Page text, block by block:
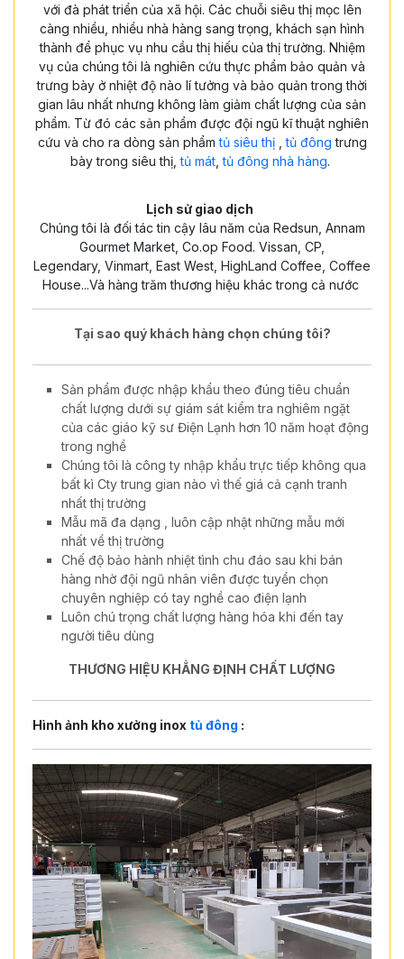
với đà phát triển của xã hội. Các chuỗi siêu thị mọc lên
càng nhiều, nhiều nhà hàng sang trọng, khách sạn hình
thành để phục vụ nhu cầu thị hiếu của thị trường. Nhiệm
vụ của chúng tôi là nghiên cứu thực phẩm bảo quản và
trưng bày ở nhiệt độ nào lí tưởng và bảo quản trong thời
gian lâu nhất nhưng không làm giảm chất lượng của sản
phẩm. Từ đó các sản phẩm được đội ngũ kĩ thuật nghiên
cứu và cho ra dòng sản phẩmtủ siêu thị,tủ đông trưng
bày trong siêu thị,tủ mát ,tủ đông nhà hàng.
Lịch sử giao dịch
Chúng tôi là đối tác tin cậy lâu năm của Redsun, Annam
Gourmet Market, Co.op Food. Vissan, CP,
Legendary, Vinmart, East West, HighLand Coffee, Coffee
House...Và hàng trăm thương hiệu khác trong cả nước
Tại sao quý khách hàng chọn chúng tôi?
Sản phẩm được nhập khẩu theo đúng tiêu chuẩn
chất lượng dưới sự giám sát kiểm tra nghiêm ngặt
của các giáo kỹ sư Điện Lạnh hơn 10 năm hoạt động
trong nghề
Chúng tôi là công ty nhập khẩu trực tiếp không qua
bất kì Cty trung gian nào vì thế giá cả cạnh tranh
nhất thị trường
Mẫu mã đa dạng , luôn cập nhật những mẫu mới
nhất về thị trường
Chế độ bảo hành nhiệt tình chu đáo sau khi bán
hàng nhờ đội ngũ nhân viên được tuyển chọn
chuyên nghiệp có tay nghề cao điện lạnh
Luôn chú trọng chất lượng hàng hóa khi đến tay
người tiêu dùng
THƯƠNG HIỆU KHẲNG ĐỊNH CHẤT LƯỢNG
Hình ảnh kho xưởng inox tủ đông :